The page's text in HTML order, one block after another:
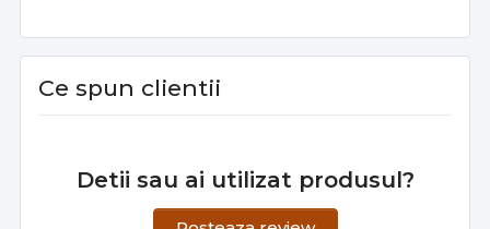
Ce spun clientii
Detii sau ai utilizat produsul?